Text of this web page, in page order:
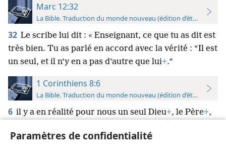
Paramètres de confidentialité
Marc 12:32
La Bible. Traduction du monde nouveau (édition d’étude)
32 Le scribe lui dit : « Enseignant, ce que tu as dit est
très bien. Tu as parlé en accord avec la vérité : “Il est
un seul, et il n’y en a pas d’autre que lui+.”
1 Corinthiens 8:6
La Bible. Traduction du monde nouveau (édition d’étude)
6 il y a en réalité pour nous un seul Dieu+, le Père+,
lui+; et il y a un seul Seigneur+, Jésus Christ, par